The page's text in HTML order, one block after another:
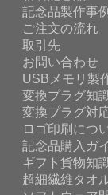
記念品製作事
ご注文の流れ
取引先
お問い合わせ
USBメモリ製
変換プラグ知
変換プラグ対
ロゴ印刷につ
記念品購入ガ
ギフト貨物知
超細繊維タオ